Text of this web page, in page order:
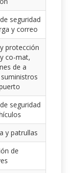
seguridad
y correo
protección
co-mat,
de a
seguridad
y patrullas
de